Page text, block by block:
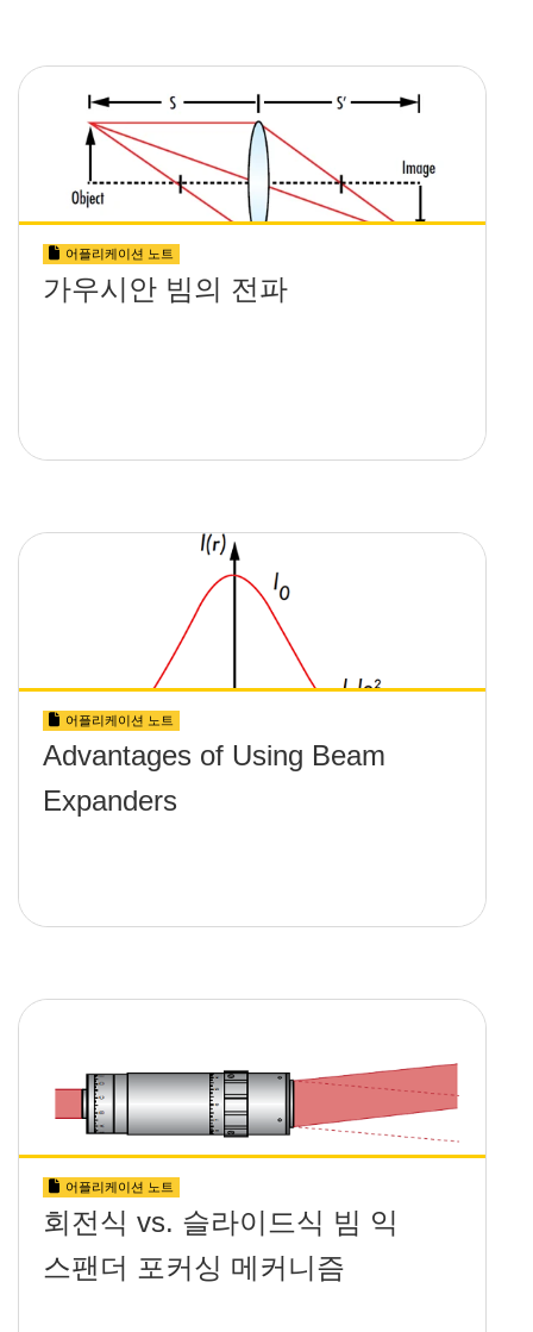
어플리케이션 노트
가우시안 빔의 전파
어플리케이션 노트
Advantages of Using Beam
Expanders
어플리케이션 노트
회전식 vs. 슬라이드식 빔 익
스팬더 포커싱 메커니즘